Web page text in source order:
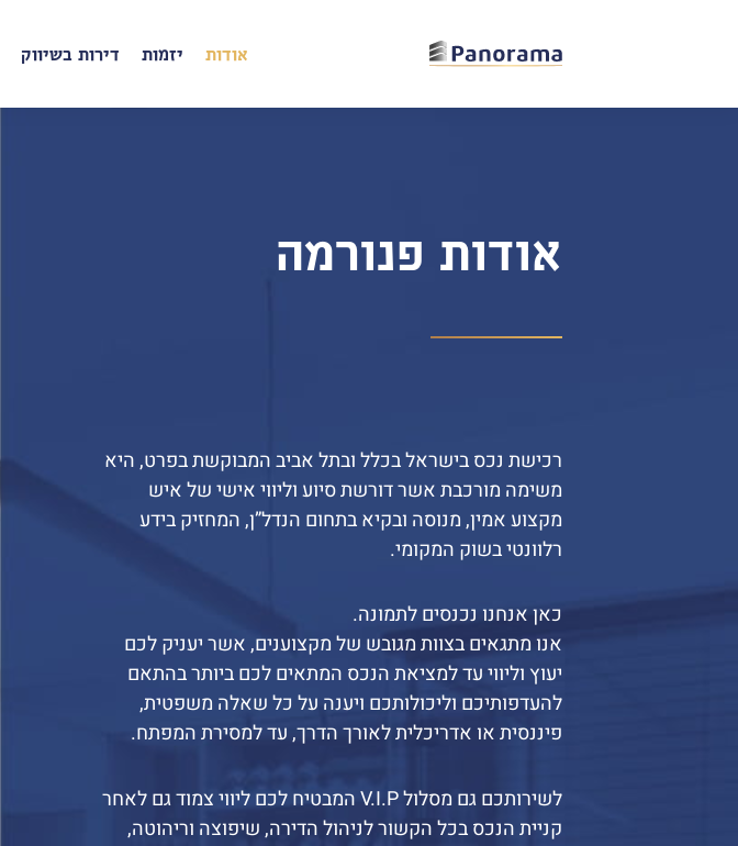
אודות יזמות דירות בשיווק
אודות פנורמה
רכישת נכס בישראל בכלל ובתל אביב המבוקשת בפרט, היא
משימה מורכבת אשר דורשת סיוע וליווי אישי של איש
מקצוע אמין, מנוסה ובקיא בתחום הנדל”ן, המחזיק בידע
רלוונטי בשוק המקומי.
כאן אנחנו נכנסים לתמונה.
אנו מתגאים בצוות מגובש של מקצוענים, אשר יעניק לכם
יעוץ וליווי עד למציאת הנכס המתאים לכם ביותר בהתאם
להעדפותיכם וליכולותכם ויענה על כל שאלה משפטית,
פיננסית או אדריכלית לאורך הדרך, עד למסירת המפתח.
לשירותכם גם מסלול V.I.P המבטיח לכם ליווי צמוד גם לאחר
קניית הנכס בכל הקשור לניהול הדירה, שיפוצה וריהוטה,